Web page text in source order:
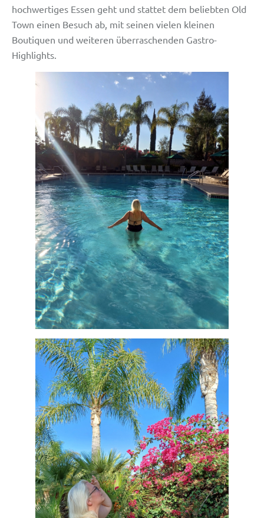
hochwertiges Essen geht und stattet dem beliebten Old
Town einen Besuch ab, mit seinen vielen kleinen
Boutiquen und weiteren überraschenden Gastro-
Highlights.